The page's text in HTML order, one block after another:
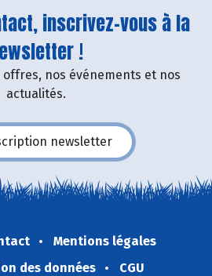
inscrivez-vous à la
!
nos événements et nos
actualités.
newsletter
Mentions légales
des données
CGU